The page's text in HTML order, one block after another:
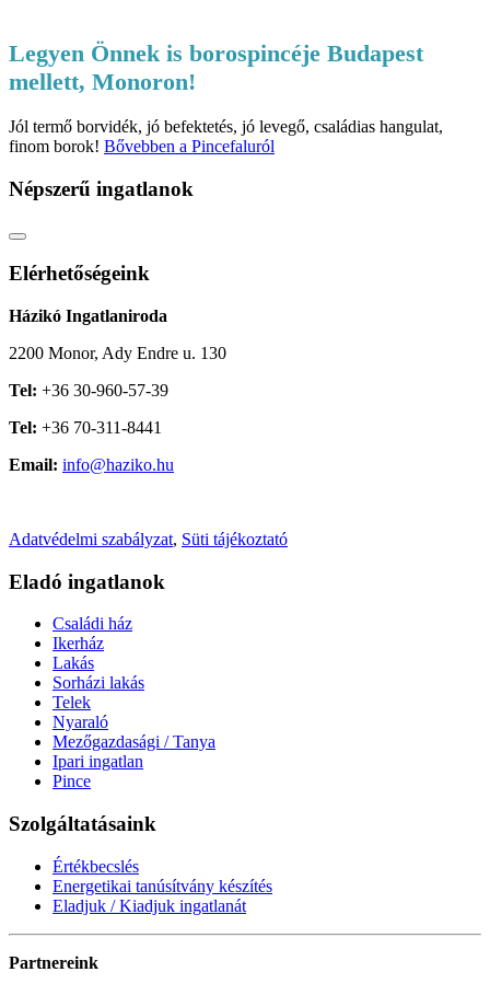
Legyen Önnek is borospincéje Budapest
mellett, Monoron!
Jól termő borvidék, jó befektetés, jó levegő, családias hangulat,
finom borok! Bővebben a Pincefaluról
Népszerű ingatlanok
Elérhetőségeink
Házikó Ingatlaniroda
2200 Monor, Ady Endre u. 130
Tel: +36 30-960-57-39
Tel: +36 70-311-8441
Email: info@haziko.hu
Adatvédelmi szabályzat, Süti tájékoztató
Eladó ingatlanok
Családi ház
Ikerház
Lakás
Sorházi lakás
Telek
Nyaraló
Mezőgazdasági / Tanya
Ipari ingatlan
Pince
Szolgáltatásaink
Értékbecslés
Energetikai tanúsítvány készítés
Eladjuk / Kiadjuk ingatlanát
Partnereink